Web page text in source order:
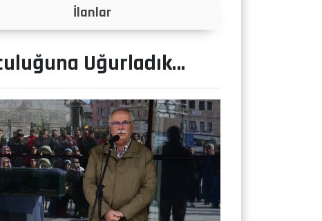
Projeler
Uğurladık…